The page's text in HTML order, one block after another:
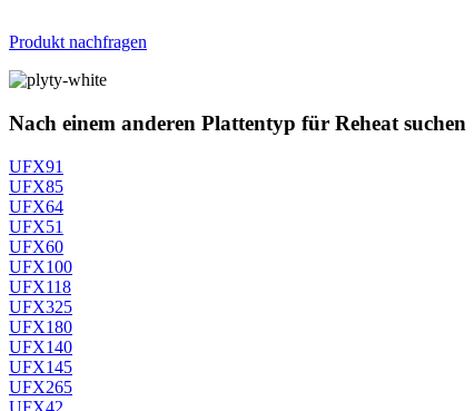
Produkt nachfragen
Nach einem anderen Plattentyp für Reheat suchen
UFX91
UFX85
UFX64
UFX51
UFX60
UFX100
UFX118
UFX325
UFX180
UFX140
UFX145
UFX265
UFX42